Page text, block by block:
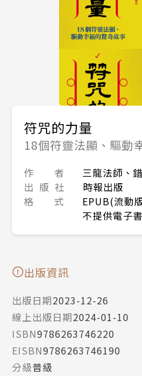
符咒的力量
18個符靈法顯、驅動
作 者
三龍法師、
出 版 社
時報出版
格 式
EPUB(流動
不提供電子
出版資訊
出版日期2023-12-26
線上出版日期2024-01-10
ISBN9786263746220
EISBN9786263746190
分級普級